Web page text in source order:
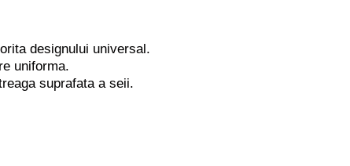
designului universal.
uniforma.
suprafata a seii.